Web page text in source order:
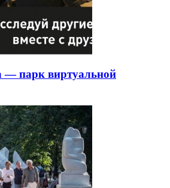
— парк виртуальной